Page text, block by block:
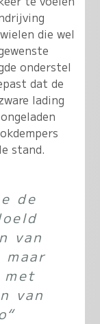
die wel
onderstel
dat de
lading
stand.
de
van
maar
met
van